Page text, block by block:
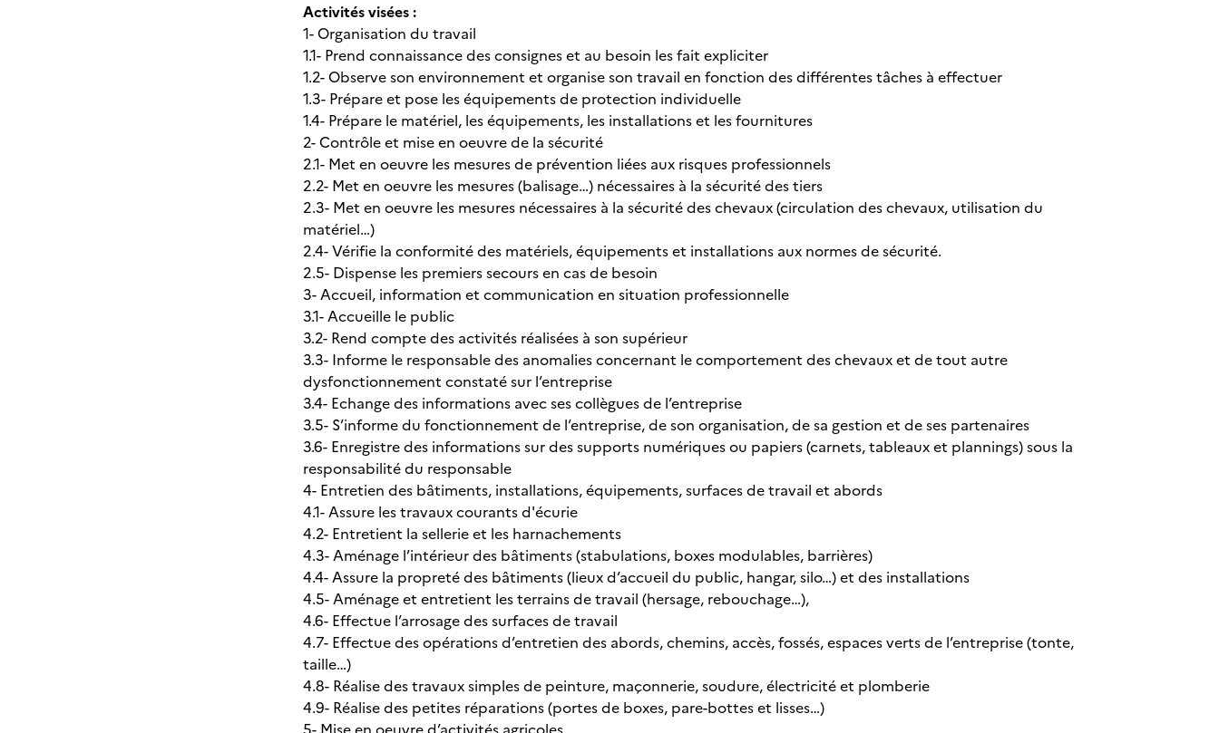
Activités visées :
1- Organisation du travail
1.1- Prend connaissance des consignes et au besoin les fait expliciter
1.2- Observe son environnement et organise son travail en fonction des différentes tâches à effectuer
1.3- Prépare et pose les équipements de protection individuelle
1.4- Prépare le matériel, les équipements, les installations et les fournitures
2- Contrôle et mise en oeuvre de la sécurité
2.1- Met en oeuvre les mesures de prévention liées aux risques professionnels
2.2- Met en oeuvre les mesures (balisage…) nécessaires à la sécurité des tiers
2.3- Met en oeuvre les mesures nécessaires à la sécurité des chevaux (circulation des chevaux, utilisation du
matériel…)
2.4- Vérifie la conformité des matériels, équipements et installations aux normes de sécurité.
2.5- Dispense les premiers secours en cas de besoin
3- Accueil, information et communication en situation professionnelle
3.1- Accueille le public
3.2- Rend compte des activités réalisées à son supérieur
3.3- Informe le responsable des anomalies concernant le comportement des chevaux et de tout autre
dysfonctionnement constaté sur l’entreprise
3.4- Echange des informations avec ses collègues de l’entreprise
3.5- S’informe du fonctionnement de l’entreprise, de son organisation, de sa gestion et de ses partenaires
3.6- Enregistre des informations sur des supports numériques ou papiers (carnets, tableaux et plannings) sous la
responsabilité du responsable
4- Entretien des bâtiments, installations, équipements, surfaces de travail et abords
4.1- Assure les travaux courants d'écurie
4.2- Entretient la sellerie et les harnachements
4.3- Aménage l’intérieur des bâtiments (stabulations, boxes modulables, barrières)
4.4- Assure la propreté des bâtiments (lieux d’accueil du public, hangar, silo…) et des installations
4.5- Aménage et entretient les terrains de travail (hersage, rebouchage…),
4.6- Effectue l’arrosage des surfaces de travail
4.7- Effectue des opérations d’entretien des abords, chemins, accès, fossés, espaces verts de l’entreprise (tonte,
taille…)
4.8- Réalise des travaux simples de peinture, maçonnerie, soudure, électricité et plomberie
4.9- Réalise des petites réparations (portes de boxes, pare-bottes et lisses…)